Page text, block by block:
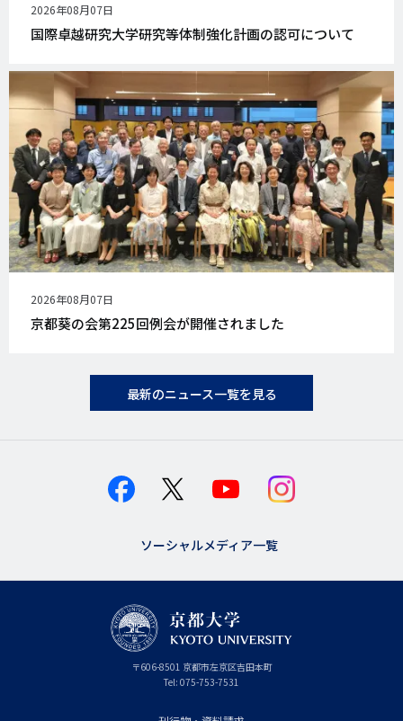
公
開
日
2026年08月07日
国際卓越研究大学研究等体制強化計画の認可について
公
開
日
2026年08月07日
京都葵の会第225回例会が開催されました
最新のニュース一覧を見る
ソーシャルメディア一覧
〒606-8501 京
都
府
京都市左京区吉田本町
Tel: 075-753-7531